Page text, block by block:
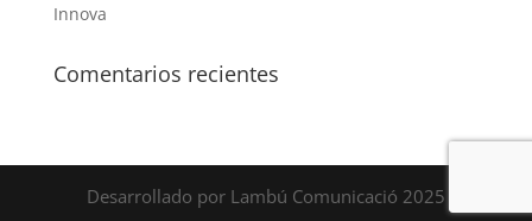
Innova
Comentarios recientes
Desarrollado por Lambú Comunicació 2025